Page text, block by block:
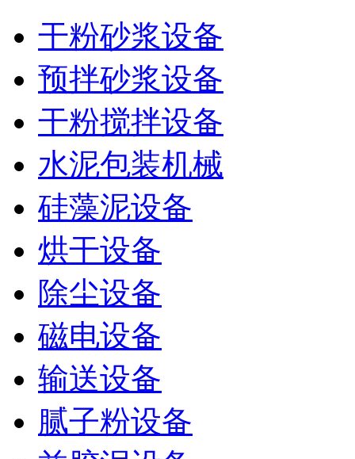
干粉砂浆设备
预拌砂浆设备
干粉搅拌设备
水泥包装机械
硅藻泥设备
烘干设备
除尘设备
磁电设备
输送设备
腻子粉设备